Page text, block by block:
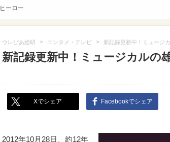
ヒーロー
ウレぴあ総研 > エンタメ・テレビ > 新記録更新中！ミュージ
新記録更新中！ミュージカルの
Xでシェア Facebookでシェア
2012年10月28日、約12年